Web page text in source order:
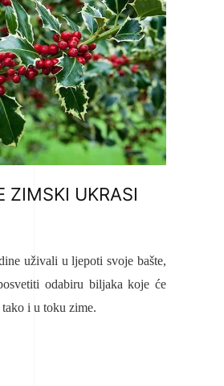
ZIMSKI UKRASI
uživali u ljepoti svoje bašte,
odabiru biljaka koje će
i u toku zime.